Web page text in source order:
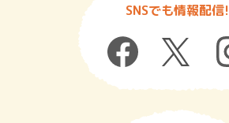
SNSでも情報配信!